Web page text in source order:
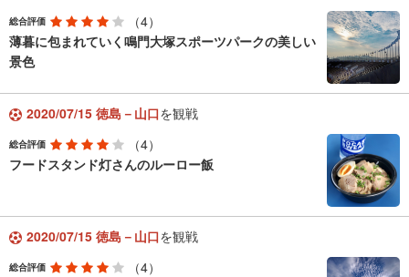
総合評価
（4）
薄暮に包まれていく鳴門大塚スポーツパークの美しい
景色
2020/07/15 徳島－山口を観戦
総合評価
（4）
フードスタンド灯さんのルーロー飯
2020/07/15 徳島－山口を観戦
総合評価
（4）